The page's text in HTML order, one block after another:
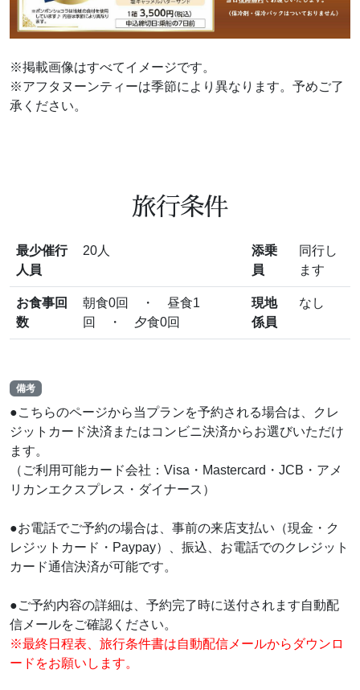
※掲載画像はすべてイメージです。
※アフタヌーンティーは季節により異なります。予めご了
承ください。
旅行条件
最少催行
人員
20人
添乗
員
同行し
ます
お食事回
数
朝食0回 ・ 昼食1
回 ・ 夕食0回
現地
係員
なし
備考
●こちらのページから当プランを予約される場合は、クレ
ジットカード決済またはコンビニ決済からお選びいただけ
ます。
（ご利用可能カード会社：Visa・Mastercard・JCB・アメ
リカンエクスプレス・ダイナース）
●お電話でご予約の場合は、事前の来店支払い（現金・ク
レジットカード・Paypay）、振込、お電話でのクレジット
カード通信決済が可能です。
●ご予約内容の詳細は、予約完了時に送付されます自動配
信メールをご確認ください。
※最終日程表、旅行条件書は自動配信メールからダウンロ
ードをお願いします。